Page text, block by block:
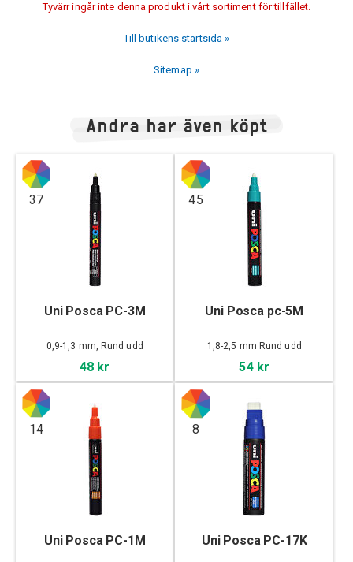
Tyvärr ingår inte denna produkt i vårt sortiment för tillfället.
Till butikens startsida »
Sitemap »
Andra har även köpt
37
Uni Posca PC-3M
0,9-1,3 mm, Rund udd
48 kr
45
Uni Posca pc-5M
1,8-2,5 mm Rund udd
54 kr
14
Uni Posca PC-1M
8
Uni Posca PC-17K